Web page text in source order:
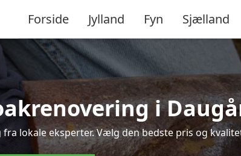
Forside Jylland Fyn Sjælland
i
lokale eksperter. Vælg den bedste pris og